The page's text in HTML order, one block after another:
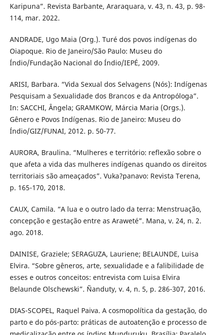
Karipuna”. Revista Barbante, Araraquara, v. 43, n. 43, p. 98-
114, mar. 2022.
ANDRADE, Ugo Maia (Org.). Turé dos povos indígenas do
Oiapoque. Rio de Janeiro/São Paulo: Museu do
Índio/Fundação Nacional do Índio/IEPÉ, 2009.
ARISI, Barbara. “Vida Sexual dos Selvagens (Nós): Indígenas
Pesquisam a Sexualidade dos Brancos e da Antropóloga”.
In: SACCHI, Ângela; GRAMKOW, Márcia Maria (Orgs.).
Gênero e Povos Indígenas. Rio de Janeiro: Museu do
Índio/GIZ/FUNAI, 2012. p. 50-77.
AURORA, Braulina. “Mulheres e território: reflexão sobre o
que afeta a vida das mulheres indígenas quando os direitos
territoriais são ameaçados”. Vuka?panavo: Revista Terena,
p. 165-170, 2018.
CAUX, Camila. “A lua e o outro lado da terra: Menstruação,
concepção e gestação entre as Araweté”. Mana, v. 24, n. 2.
ago. 2018.
DAINISE, Graziele; SERAGUZA, Lauriene; BELAUNDE, Luisa
Elvira. “Sobre gêneros, arte, sexualidade e a falibilidade de
esses e outros conceitos: entrevista com Luisa Elvira
Belaunde Olschewski”. Ñanduty, v. 4, n. 5, p. 286-307, 2016.
DIAS-SCOPEL, Raquel Paiva. A cosmopolítica da gestação, do
parto e do pós-parto: práticas de autoatenção e processo de